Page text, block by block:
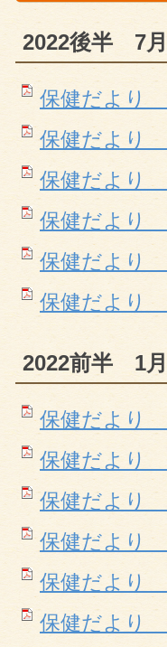
2022後半 7
保健だより
保健だより
保健だより
保健だより
保健だより
保健だより
2022前半 1
保健だより
保健だより
保健だより
保健だより
保健だより
保健だより